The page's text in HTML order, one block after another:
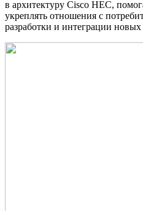
в архитектуру Cisco HEC,
укреплять отношения с
разработки и интеграции